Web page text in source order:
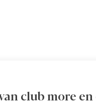
club more